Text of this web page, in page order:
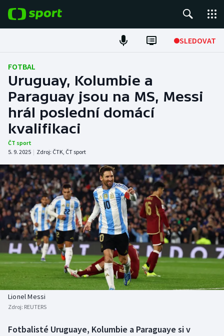
SLEDOVAT
Fotbal
Hokej
Tenis
Atletika
DALŠÍ SPORTY
Americký fotbal
Baseball a softbal
Basketbal
Biatlon
Boby a skeleton
Box
NEPŘEHLÉDNĚTE
Soutěže
Historické návraty
Aplikace ČT sport
AZ kvíz
FOTBAL
Uruguay, Kolumbie a
Paraguay jsou na MS, Messi
hrál poslední domácí
kvalifikaci
ČT sport
5. 9. 2025 | Zdroj: ČTK, ČT sport
Lionel Messi
Zdroj: REUTERS
Fotbalisté Uruguaye, Kolumbie a Paraguaye si v